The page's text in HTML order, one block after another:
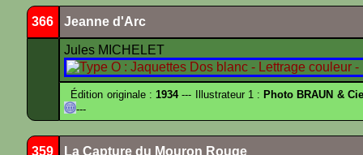
366 Jeanne d'Arc
Jules MICHELET
Édition originale :1934--- Illustrateur 1 : Photo BRAUN &
---
359 La Capture du Mouron Rouge